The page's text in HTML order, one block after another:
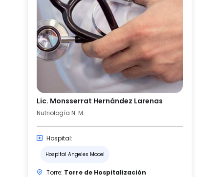
Lic. Monsserrat Hernández Larenas
Nutriología N. M.
Hospital:
Hospital Angeles Mocel
Torre: Torre de Hospitalización